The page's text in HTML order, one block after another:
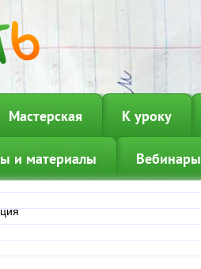
Мастерская К уроку
и материалы Вебинары